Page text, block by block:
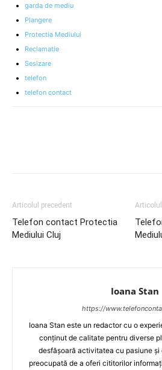
garda de mediu
Plangere
Protectia Mediului
Reclamatie
Sesizare
telefon
telefon contact
Articolul precedent
Telefon contact Protectia
Mediului Cluj
Ioana Stan
https://
Ioana Stan este un redactor cu o
conținut de calitate pentru diverse
desfășoară activitatea cu pasiune și
preocupată de a oferi cititorilor